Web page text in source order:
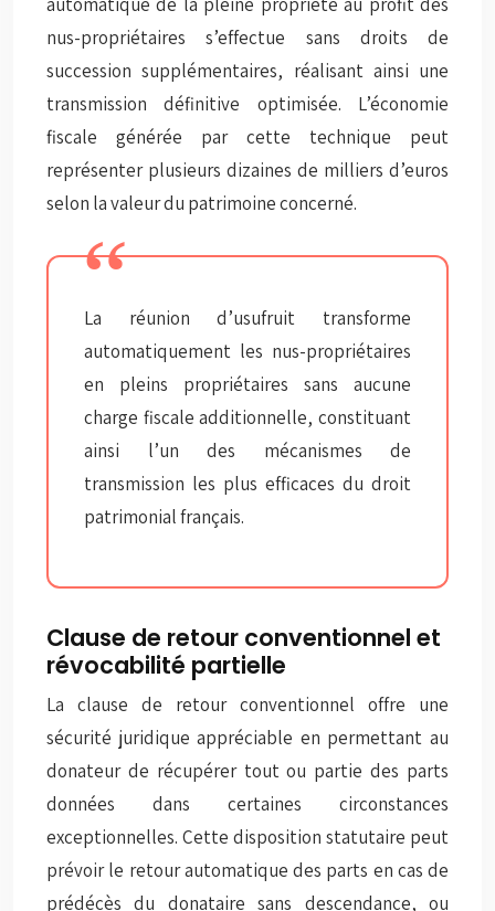
nus-propriétaires s’effectue sans droits de
succession supplémentaires, réalisant ainsi une
transmission définitive optimisée. L’économie
fiscale générée par cette technique peut
représenter plusieurs dizaines de milliers d’euros
selon la valeur du patrimoine concerné.
La réunion d’usufruit transforme
automatiquement les nus-propriétaires
en pleins propriétaires sans aucune
charge fiscale additionnelle, constituant
ainsi l’un des mécanismes de
transmission les plus efficaces du droit
patrimonial français.
Clause de retour conventionnel et
révocabilité partielle
La clause de retour conventionnel offre une
sécurité juridique appréciable en permettant au
donateur de récupérer tout ou partie des parts
données dans certaines circonstances
exceptionnelles. Cette disposition statutaire peut
prévoir le retour automatique des parts en cas de
prédécès du donataire sans descendance, ou